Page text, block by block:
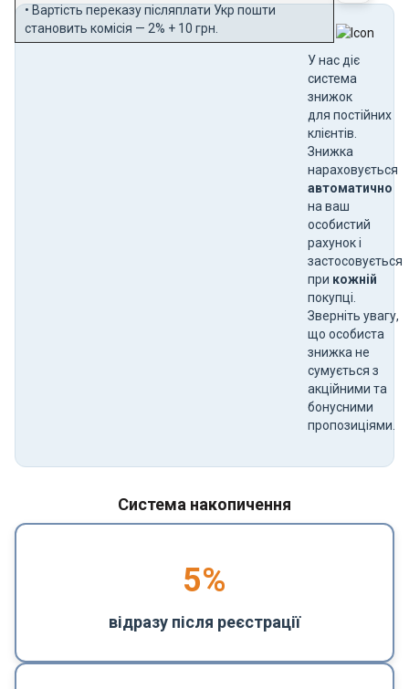
• Вартість переказу післяплати Укр пошти
становить комісія — 2% + 10 грн.
У нас діє
система
знижок
для постійних
клієнтів.
Знижка
нараховується
автоматично
на ваш
особистий
рахунок і
застосовується
при кожній
покупці.
Зверніть увагу,
що особиста
знижка не
сумується з
акційними та
бонусними
пропозиціями.
Система накопичення
5%
відразу після реєстрації